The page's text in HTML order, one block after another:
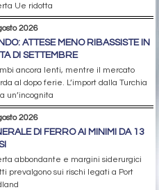
Ue ridotta
2026
ATTESE MENO RIBASSISTE IN
DI SETTEMBRE
ancora lenti, mentre il mercato
al dopo ferie. L’import dalla Turchia
un’incognita
2026
DI FERRO AI MINIMI DA 13
abbondante e margini siderurgici
prevalgono sui rischi legati a Port